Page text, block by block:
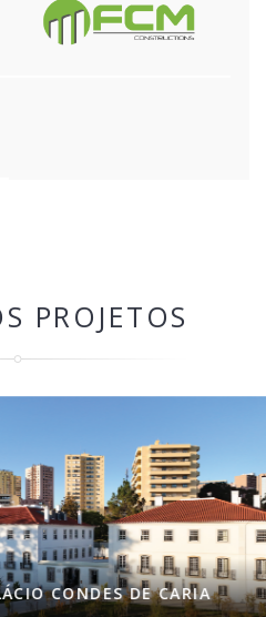
PROJETOS
DE CARIA